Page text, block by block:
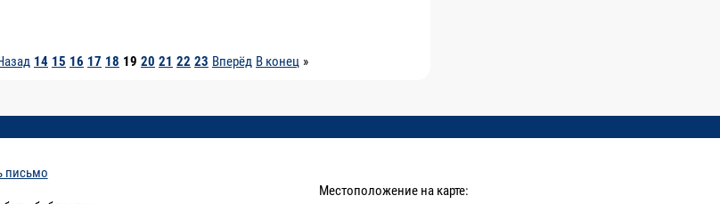
14 15 16 17 18 19 20 21 22 23 Вперёд В конец »
письмо
Местоположение на карте: